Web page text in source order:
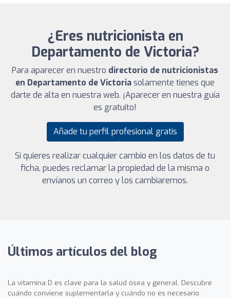
¿Eres nutricionista en
Departamento de Victoria?
Para aparecer en nuestro directorio de nutricionistas
en Departamento de Victoriasolamente tienes que
darte de alta en nuestra web. ¡Aparecer en nuestra guía
es gratuito!
Añade tu perfil profesional gratis
Si quieres realizar cualquier cambio en los datos de tu
ficha, puedes reclamar la propiedad de la misma o
envíanos un correo y los cambiaremos.
Últimos artículos del blog
La vitamina D es clave para la salud ósea y general. Descubre
cuándo conviene suplementarla y cuándo no es necesario.